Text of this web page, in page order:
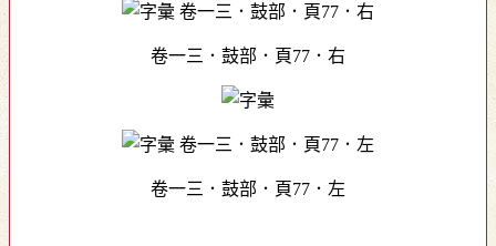
卷一三．鼓部．頁77．右
卷一三．鼓部．頁77．左